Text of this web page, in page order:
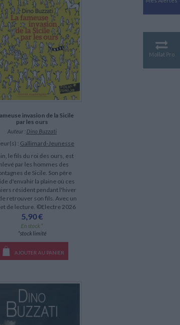
Mollat Pro
- Démographie -
SCIENTIFIQUE
scientifique
invasion de la Sicile
par les ours
Auteur : Dino Buzzati
: Gallimard-Jeunesse
le fils du roi des ours, est
par les hommes des
de Sicile. Son père
d'envahir la plaine où ces
résident pendant l'hiver
retrouver son fils. Avec un
de lecture. ©Electre 2026
5,90 €
En stock *
*stock limité
AJOUTER AU PANIER